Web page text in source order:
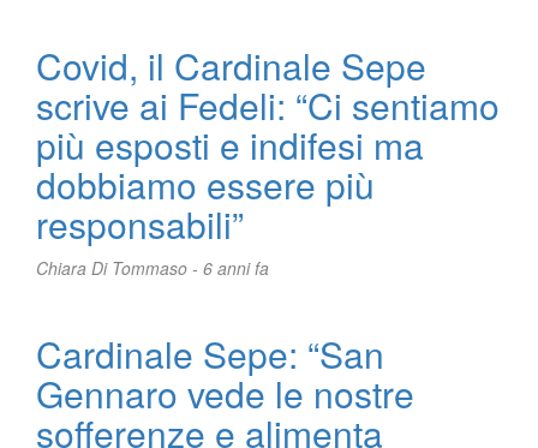
Covid, il Cardinale Sepe
scrive ai Fedeli: “Ci sentiamo
più esposti e indifesi ma
dobbiamo essere più
responsabili”
Chiara Di Tommaso - 6 anni fa
Cardinale Sepe: “San
Gennaro vede le nostre
sofferenze e alimenta